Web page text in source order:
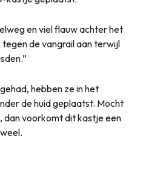
en viel flauw achter het
tegen de vangrail aan terwijl
hebben ze in het
de huid geplaatst. Mocht
dan voorkomt dit kastje een